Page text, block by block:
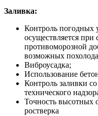
Заливка:
Контроль погодных
осуществляется при
противоморозной
возможных
Виброусадка;
Использование
Контроль заливки
технического
Точность высотных
ростверка